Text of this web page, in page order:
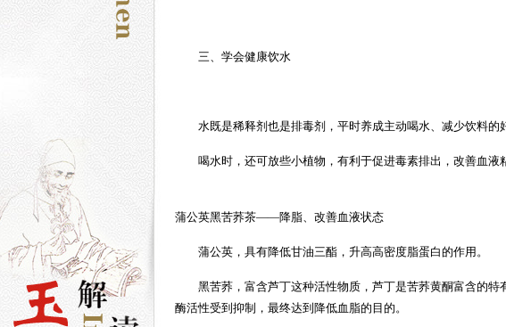
三、学会健康饮水
水既是稀释剂也是排毒剂，平时养成主动喝水、减少饮料的
喝水时，还可放些小植物，有利于促进毒素排出，改善血液
蒲公英黑苦荞茶——降脂、改善血液状态
蒲公英，具有降低甘油三酯，升高高密度脂蛋白的作用。
黑苦荞，富含芦丁这种活性物质，芦丁是苦荞黄酮富含的
酶活性受到抑制，最终达到降低血脂的目的。